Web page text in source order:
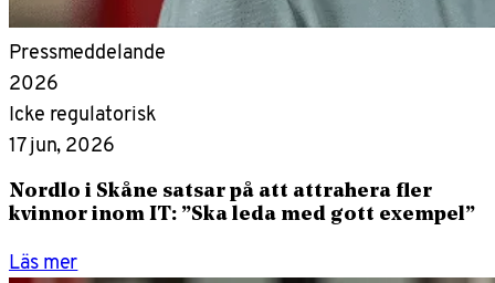
Pressmeddelande
2026
Icke regulatorisk
17 jun, 2026
Nordlo i Skåne satsar på att attrahera fler
kvinnor inom IT: ”Ska leda med gott exempel”
Läs mer